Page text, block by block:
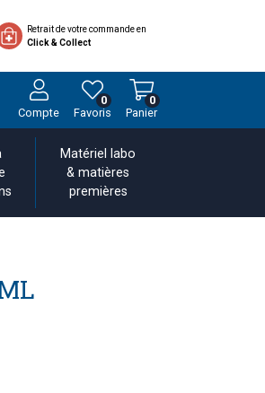
Retrait de votre commande en
Click & Collect
Compte Favoris
0
Panier
0
Matériel labo
& matières
premières